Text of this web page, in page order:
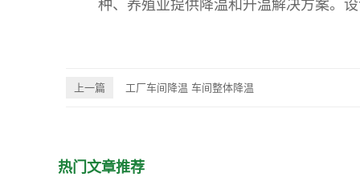
种、养殖业提供降温和升温解决方案。
上一篇 工厂车间降温 车间整体降温
热门文章推荐